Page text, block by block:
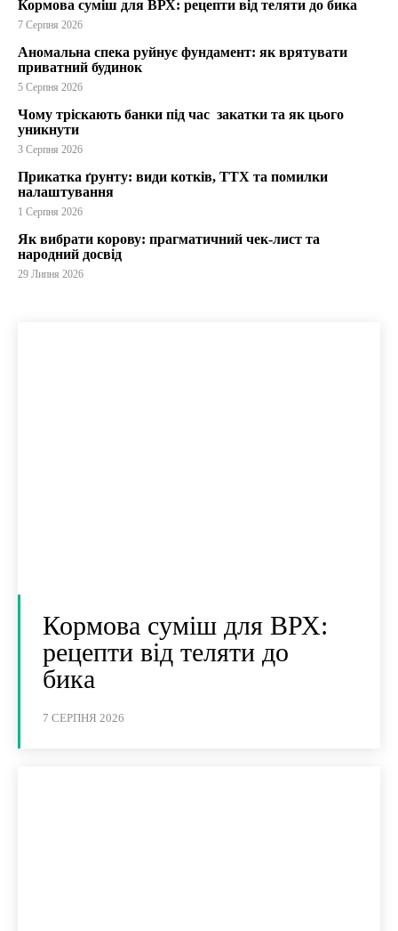
Кормова суміш для ВРХ: рецепти від теляти до бика
7 Серпня 2026
Аномальна спека руйнує фундамент: як врятувати
приватний будинок
5 Серпня 2026
Чому тріскають банки під час закатки та як цього
уникнути
3 Серпня 2026
Прикатка ґрунту: види котків, ТТХ та помилки
налаштування
1 Серпня 2026
Як вибрати корову: прагматичний чек-лист та
народний досвід
29 Липня 2026
Кормова суміш для ВРХ:
рецепти від теляти до
бика
7 СЕРПНЯ 2026